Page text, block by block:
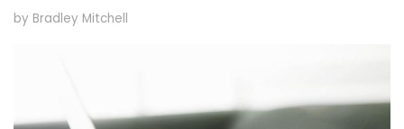
by Bradley Mitchell